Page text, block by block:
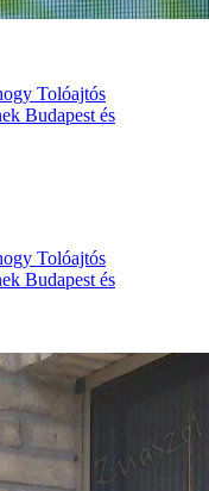
Tolóajtós
Budapest és
Tolóajtós
Budapest és